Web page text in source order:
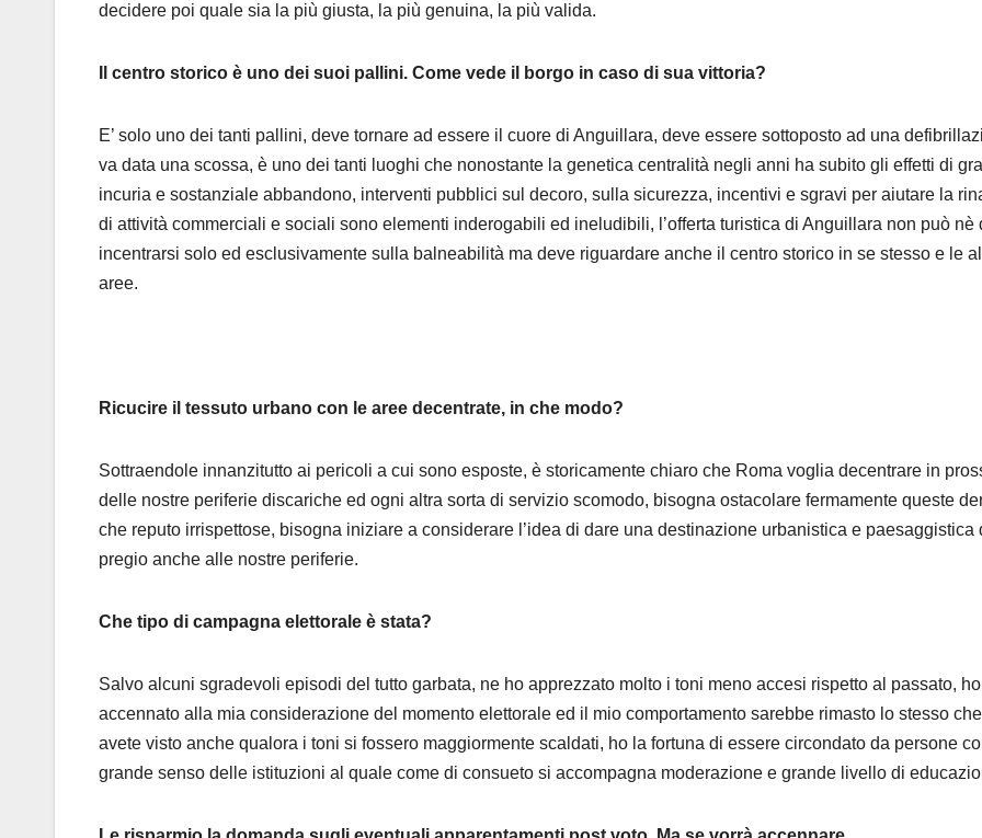
decidere poi quale sia la più giusta, la più genuina, la più valida.
Il centro storico è uno dei suoi pallini. Come vede il borgo in caso di sua vittoria?
E’ solo uno dei tanti pallini, deve tornare ad essere il cuore di Anguillara, deve essere sottoposto ad una
va data una scossa, è uno dei tanti luoghi che nonostante la genetica centralità negli anni ha subito gli effetti di
incuria e sostanziale abbandono, interventi pubblici sul decoro, sulla sicurezza, incentivi e sgravi per aiutare la
di attività commerciali e sociali sono elementi inderogabili ed ineludibili, l’offerta turistica di Anguillara non può nè
incentrarsi solo ed esclusivamente sulla balneabilità ma deve riguardare anche il centro storico in se stesso e le
aree.
Ricucire il tessuto urbano con le aree decentrate, in che modo?
Sottraendole innanzitutto ai pericoli a cui sono esposte, è storicamente chiaro che Roma voglia decentrare in
delle nostre periferie discariche ed ogni altra sorta di servizio scomodo, bisogna ostacolare fermamente queste
che reputo irrispettose, bisogna iniziare a considerare l’idea di dare una destinazione urbanistica e paesaggistica
pregio anche alle nostre periferie.
Che tipo di campagna elettorale è stata?
Salvo alcuni sgradevoli episodi del tutto garbata, ne ho apprezzato molto i toni meno accesi rispetto al passato,
accennato alla mia considerazione del momento elettorale ed il mio comportamento sarebbe rimasto lo stesso che
avete visto anche qualora i toni si fossero maggiormente scaldati, ho la fortuna di essere circondato da persone
grande senso delle istituzioni al quale come di consueto si accompagna moderazione e grande livello di